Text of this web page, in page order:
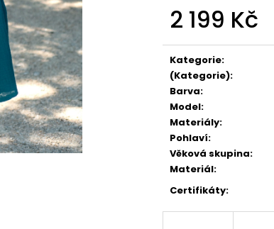
2 199 Kč
cena:
Kategorie:
(Kategorie):
Barva:
Model:
Materiály:
Pohlaví:
Věková skupina:
Materiál:
Certifikáty: